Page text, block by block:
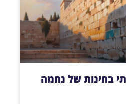
בחינות של נחמה